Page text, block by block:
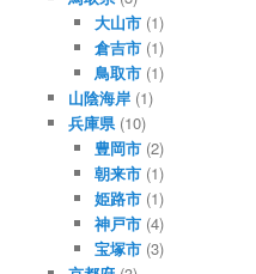
大山市 (1)
倉吉市 (1)
鳥取市 (1)
山陰海岸(1)
兵庫県(10)
豊岡市 (2)
朝来市 (1)
姫路市 (1)
神戸市 (4)
宝塚市 (3)